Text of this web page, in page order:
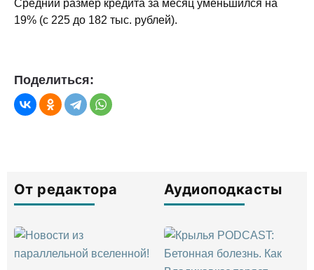
Средний размер кредита за месяц уменьшился на
19% (с 225 до 182 тыс. рублей).
Поделиться:
От редактора Аудиоподкасты